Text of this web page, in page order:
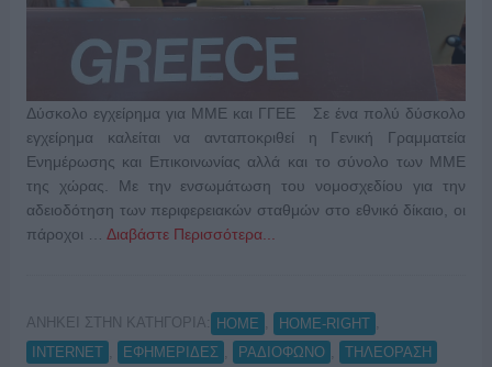
Δύσκολο εγχείρημα για ΜΜΕ και ΓΓΕΕ Σε ένα πολύ δύσκολο
εγχείρημα καλείται να ανταποκριθεί η Γενική Γραμματεία
Ενημέρωσης και Επικοινωνίας αλλά και το σύνολο των ΜΜΕ
της χώρας. Με την ενσωμάτωση του νομοσχεδίου για την
αδειοδότηση των περιφερειακών σταθμών στο εθνικό δίκαιο, οι
πάροχοι … Διαβάστε Περισσότερα...
ΑΝΗΚΕΙ ΣΤΗΝ ΚΑΤΗΓΟΡΙΑ: HOME HOME-RIGHT
INTERNET
ΕΦΗΜΕΡΙΔΕΣ ΡΑΔΙΟΦΩΝΟ ΤΗΛΕΟΡΑΣΗ